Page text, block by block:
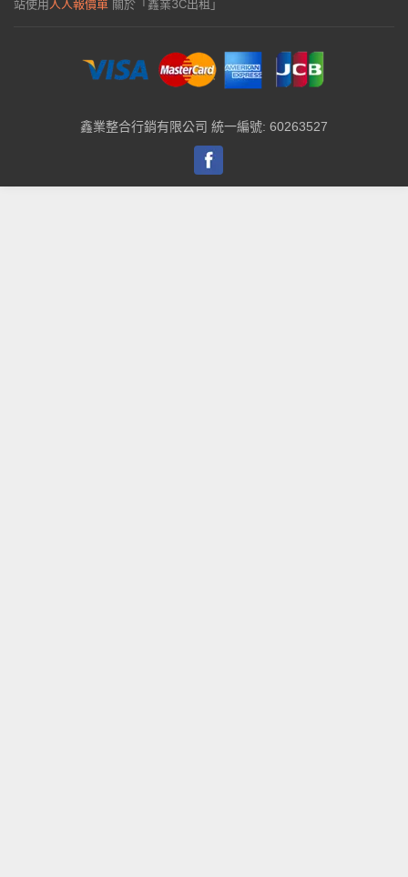
站使用人人報價單 關於「鑫業3C出租」
鑫業整合行銷有限公司 統一編號: 60263527